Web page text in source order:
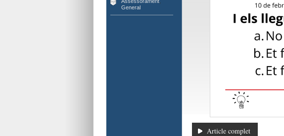
General
Article complet